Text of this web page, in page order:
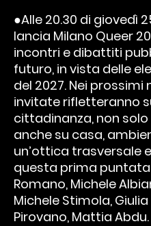
●Alle 20.30 di giovedì
lancia Milano Queer
incontri e dibattiti
futuro, in vista delle
del 2027. Nei prossimi
invitate rifletteranno
cittadinanza, non solo
anche su casa,
un’ottica trasversale
questa prima
Romano, Michele
Michele Stimola,
Pirovano, Mattia Abdu.